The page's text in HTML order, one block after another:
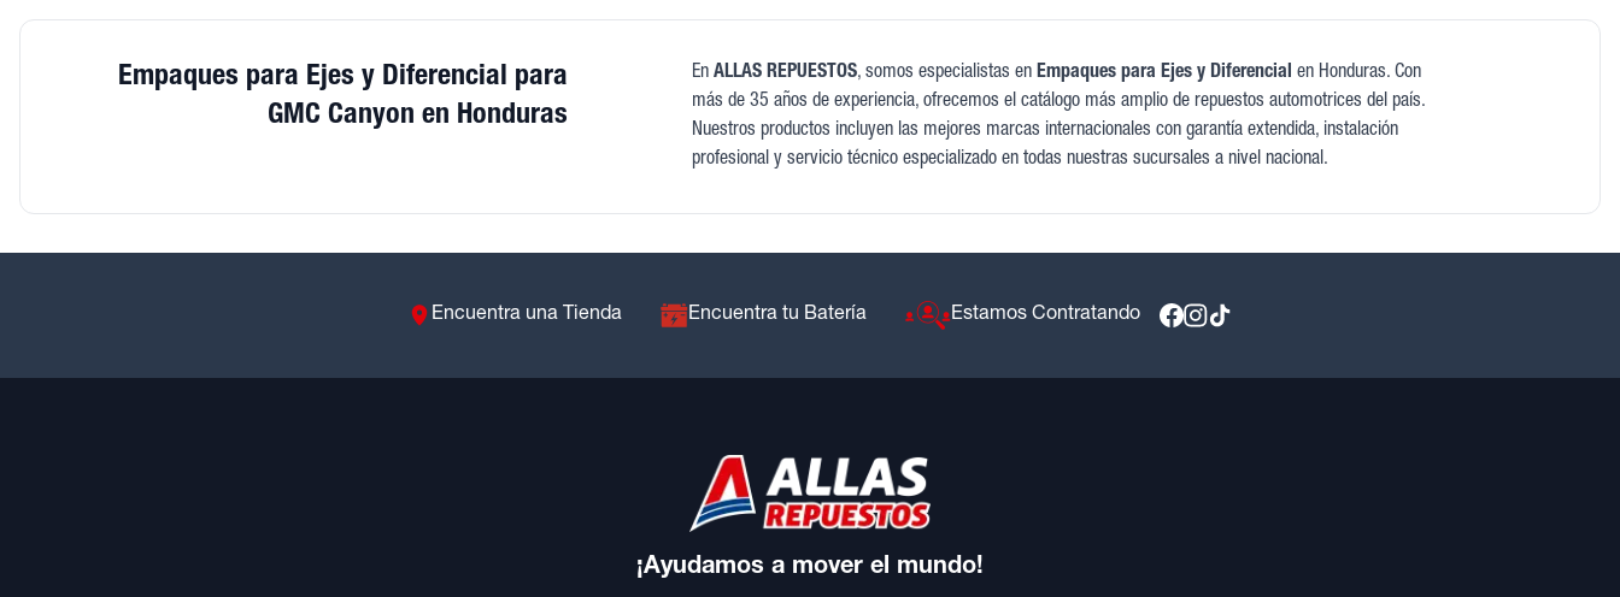
Empaques para Ejes y Diferencial para
GMC Canyon en Honduras
En ALLAS REPUESTOS, somos especialistas en Empaques para Ejes y Diferencial en Honduras. Con
más de 35 años de experiencia, ofrecemos el catálogo más amplio de repuestos automotrices del país.
Nuestros productos incluyen las mejores marcas internacionales con garantía extendida, instalación
profesional y servicio técnico especializado en todas nuestras sucursales a nivel nacional.
Encuentra una Tienda Encuentra tu Batería Estamos Contratando
¡Ayudamos a mover el mundo!